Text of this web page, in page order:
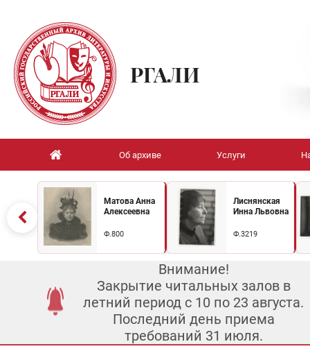
РГАЛИ
Об архиве Услуги
Матова Анна
Алексеевна
Ф.800
Лиснянская
Инна Львовна
Ф.3219
Внимание!
Закрытие читальных залов в
летний период с 10 по 23 августа.
Последний день приема
требований 31 июля.